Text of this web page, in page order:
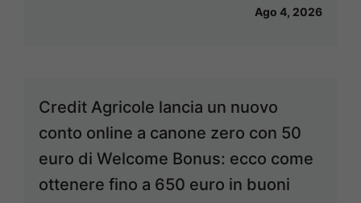
Ago 4, 2026
Credit Agricole lancia un nuovo
conto online a canone zero con 50
euro di Welcome Bonus: ecco come
ottenere fino a 650 euro in buoni